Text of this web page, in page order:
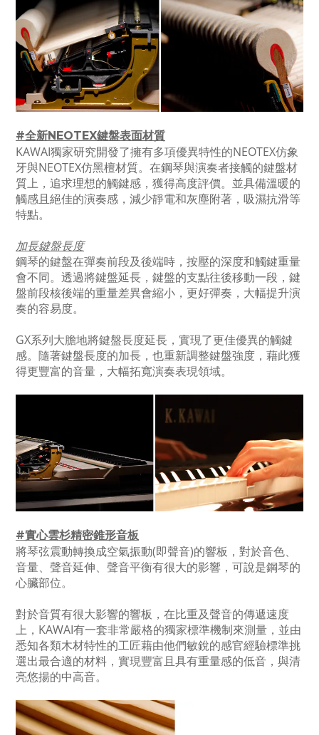
#全新NEOTEX鍵盤表面材質
KAWAI獨家研究開發了擁有多項優異特性的NEOTEX仿象
牙與NEOTEX仿黑檀材質。在鋼琴與演奏者接觸的鍵盤材
質上，追求理想的觸鍵感，獲得高度評價。並具備溫暖的
觸感且絕佳的演奏感，減少靜電和灰塵附著，吸濕抗滑等
特點。
加長鍵盤長度
鋼琴的鍵盤在彈奏前段及後端時，按壓的深度和觸鍵重量
會不同。透過將鍵盤延長，鍵盤的支點往後移動一段，鍵
盤前段核後端的重量差異會縮小，更好彈奏，大幅提升演
奏的容易度。
GX系列大膽地將鍵盤長度延長，實現了更佳優異的觸鍵
感。隨著鍵盤長度的加長，也重新調整鍵盤強度，藉此獲
得更豐富的音量，大幅拓寬演奏表現領域。
#實心雲杉精密錐形音板
將琴弦震動轉換成空氣振動(即聲音)的響板，對於音色、
音量、聲音延伸、聲音平衡有很大的影響，可說是鋼琴的
心臟部位。
對於音質有很大影響的響板，在比重及聲音的傳遞速度
上，KAWAI有一套非常嚴格的獨家標準機制來測量，並由
悉知各類木材特性的工匠藉由他們敏銳的感官經驗標準挑
選出最合適的材料，實現豐富且具有重量感的低音，與清
亮悠揚的中高音。